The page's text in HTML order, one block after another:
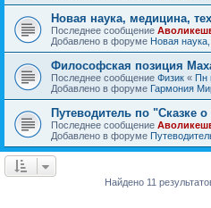
Новая наука, медицина,
Последнее сообщение
Добавлено в форуме Новая
Философская позиция
Последнее сообщение Физик « Пн
Добавлено в форуме Гармония
Путеводитель по "Сказке
Последнее сообщение
Добавлено в форуме
Найдено 11